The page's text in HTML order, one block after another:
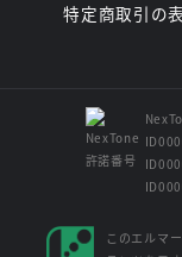
特定商取引の
このエルマ